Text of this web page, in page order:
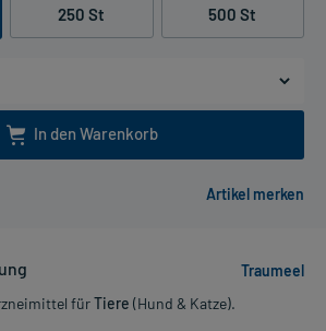
250 St 500 St
In den Warenkorb
Traumeel
fürTiere (Hund & Katze).